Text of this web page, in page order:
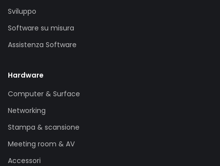
Sviluppo
Software su misura
Assistenza Software
Hardware
Computer & Surface
Networking
Stampa & scansione
Meeting room & AV
Accessori